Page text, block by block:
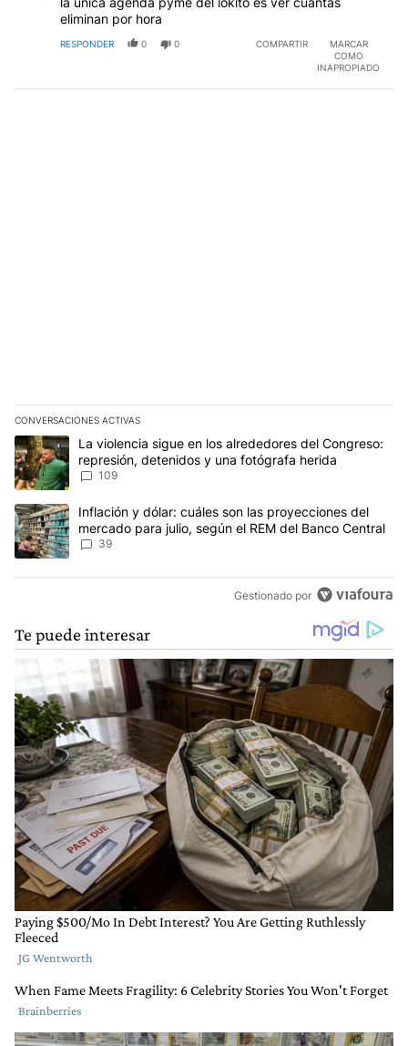
eliminan por hora
RESPONDER 0 0 COMPARTIR
MARCAR
COMO
INAPROPIADO
CONVERSACIONES ACTIVAS
Este listado muestra los artículos con más comentarios en los
Un artículo de tendencia con el título "La violencia sigue en los
La violencia sigue en los alrededores del Congreso:
represión, detenidos y una fotógrafa herida
109
Un artículo de tendencia con el título "Inflación y dólar: cuáles
Inflación y dólar: cuáles son las proyecciones del
mercado para julio, según el REM del Banco Central
39
Gestionado por